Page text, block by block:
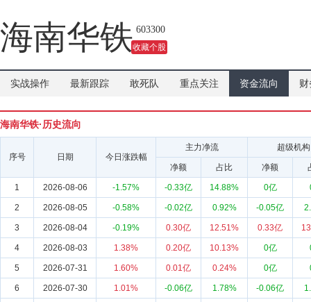
海南华铁 603300
收藏个股
实战操作 最新跟踪 敢死队 重点关注 资金流向
海南华铁·历史流向
序号 日期 今日涨跌幅
主力净流 超级机构
净额 占比 净额
1 2026-08-06 -1.57% -0.33亿 14.88% 0亿
2 2026-08-05 -0.58% -0.02亿 0.92% -0.05亿
3 2026-08-04 -0.19% 0.30亿 12.51% 0.33亿
4 2026-08-03 1.38% 0.20亿 10.13% 0亿
5 2026-07-31 1.60% 0.01亿 0.24% 0亿
6 2026-07-30 1.01% -0.06亿 1.78% -0.06亿